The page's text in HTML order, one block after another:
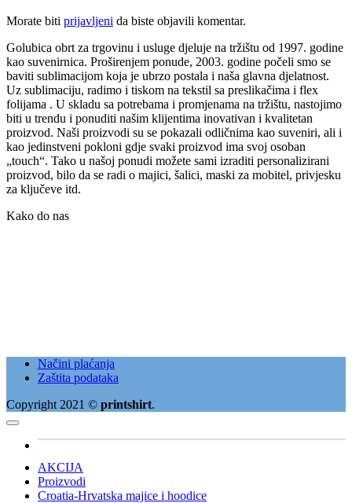
Morate biti prijavljeni da biste objavili komentar.
Golubica obrt za trgovinu i usluge djeluje na tržištu od 1997. godine
kao suvenirnica. Proširenjem ponude, 2003. godine počeli smo se
baviti sublimacijom koja je ubrzo postala i naša glavna djelatnost.
Uz sublimaciju, radimo i tiskom na tekstil sa preslikačima i flex
folijama . U skladu sa potrebama i promjenama na tržištu, nastojimo
biti u trendu i ponuditi našim klijentima inovativan i kvalitetan
proizvod. Naši proizvodi su se pokazali odličnima kao suveniri, ali i
kao jedinstveni pokloni gdje svaki proizvod ima svoj osoban
„touch“. Tako u našoj ponudi možete sami izraditi personalizirani
proizvod, bilo da se radi o majici, šalici, maski za mobitel, privjesku
za ključeve itd.
Kako do nas
Načini plaćanja
Zaštita podataka
Copyright 2021 © printshirt.
AKCIJA
Proizvodi
Croatia-Hrvatska majice i hoodice